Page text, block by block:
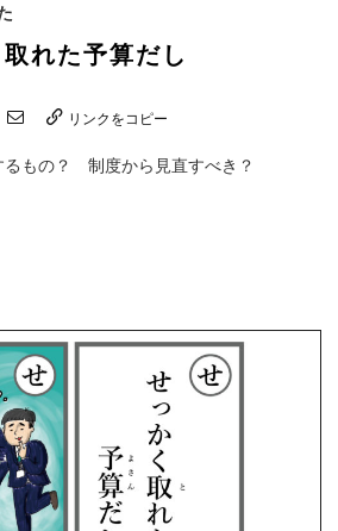
取れた予算だし
リンクをコピー
るもの？ 制度から見直すべき？